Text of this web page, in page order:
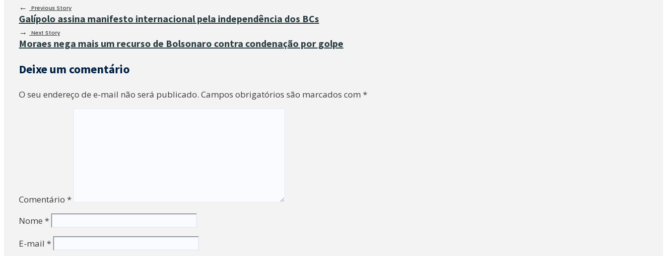
←
Previous Story
Galípolo assina manifesto internacional pela independência dos BCs
→ Next Story
Moraes nega mais um recurso de Bolsonaro contra condenação por golpe
Deixe um comentário
O seu endereço de e-mail não será publicado. Campos obrigatórios são marcados com *
Comentário *
Nome *
E-mail *